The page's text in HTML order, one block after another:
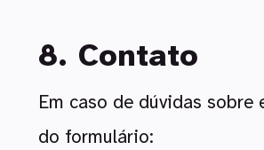
8. Contato
Em caso de dúvidas
do formulário: